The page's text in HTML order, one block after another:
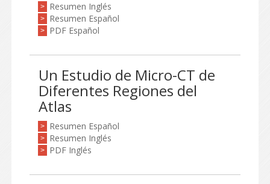
> Resumen Inglés
> Resumen Español
> PDF Español
Un Estudio de Micro-CT de
Diferentes Regiones del
Atlas
> Resumen Español
> Resumen Inglés
> PDF Inglés